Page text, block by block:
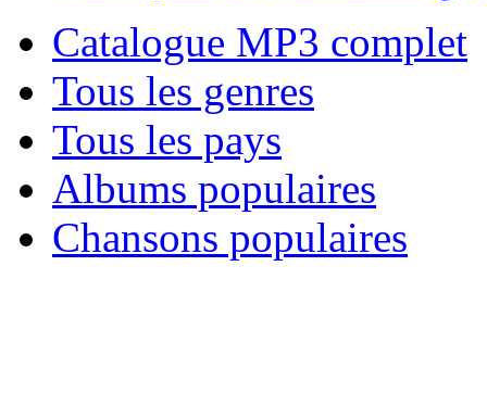
Catalogue MP3 complet
Tous les genres
Tous les pays
Albums populaires
Chansons populaires